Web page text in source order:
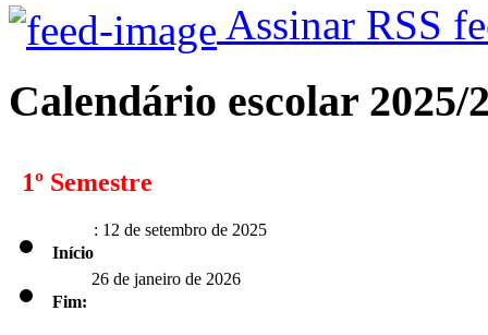
Assinar RSS
Calendário escolar 2025/
1º Semestre
Início: 12 de setembro de 2025
Fim: 26 de janeiro de 2026